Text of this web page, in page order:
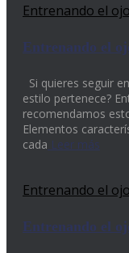
Entrenando el ojo
Entrenando el
Si quieres seguir
estilo pertenece?
recomendamos
Elementos
cada Leer más
Entrenando el ojo
Entrenando el